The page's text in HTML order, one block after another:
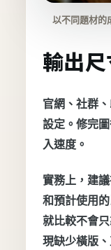
以不同題材的
輸出
官網、社群
設定。修完
入速度。
實務上，建
和預計使用
就比較不會
現缺少橫版